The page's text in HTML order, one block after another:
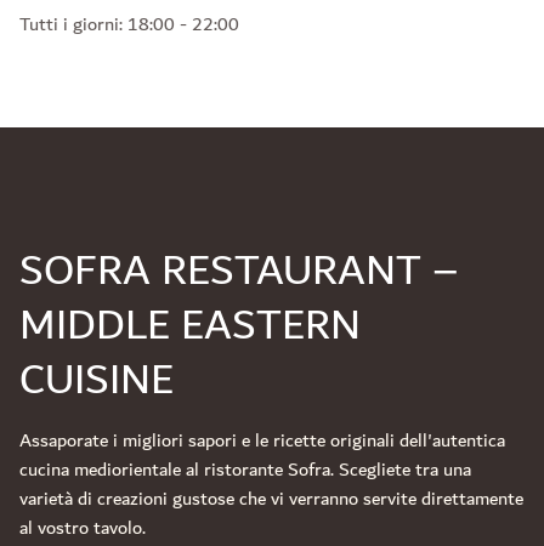
Tutti i giorni: 18:00 - 22:00
SOFRA RESTAURANT –
MIDDLE EASTERN
CUISINE
Assaporate i migliori sapori e le ricette originali dell'autentica
cucina mediorientale al ristorante Sofra. Scegliete tra una
varietà di creazioni gustose che vi verranno servite direttamente
al vostro tavolo.